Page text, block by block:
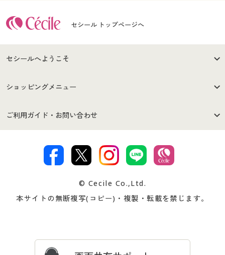
セシール トップページへ
セシールへようこそ
はじめての方へ
セシールご利用規約
著作権・商標について 会社案内
ショッピングメニュー
商品カテゴリ
プレゼント＆キャンペーン サイトマップ
ご利用ガイド・お問い合わせ
交換・返品は お支払は
ついて
忘れの場合
© Cecile Co.,Ltd.
本サイトの無断複写(コピー)・複製・転載を禁じます。